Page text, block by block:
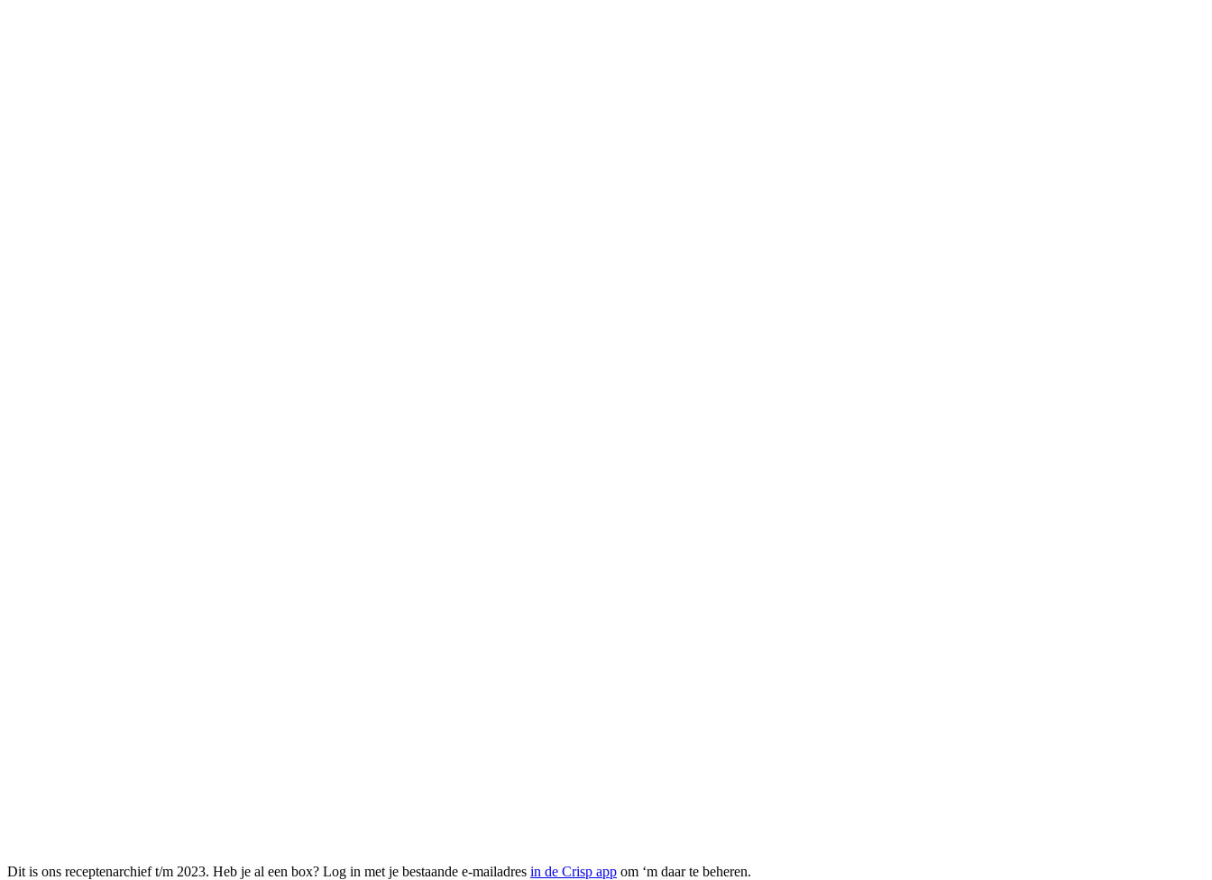
Dit is ons receptenarchief t/m 2023. Heb je al een box? Log in met je bestaande e-mailadres in de Crisp app om ‘m daar te beheren.